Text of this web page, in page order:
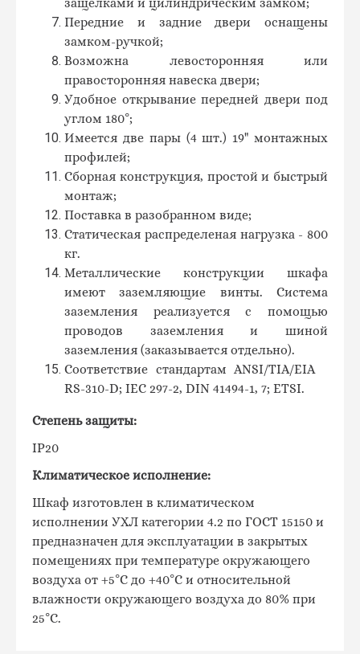
защелками и цилиндрическим замком;
Передние и задние двери оснащены
замком-ручкой;
Возможна левосторонняя или
правосторонняя навеска двери;
Удобное открывание передней двери под
углом 180°;
Имеется две пары (4 шт.) 19" монтажных
профилей;
Сборная конструкция, простой и быстрый
монтаж;
Поставка в разобранном виде;
Статическая распределеная нагрузка - 800
кг.
Металлические конструкции шкафа
имеют заземляющие винты. Система
заземления реализуется с помощью
проводов заземления и шиной
заземления (заказывается отдельно).
Соответствие стандартам ANSI/TIA/EIA
RS-310-D; IEC 297-2, DIN 41494-1, 7; ETSI.
Степень защиты:
IP20
Климатическое исполнение:
Шкаф изготовлен в климатическом
исполнении УХЛ категории 4.2 по ГОСТ 15150 и
предназначен для эксплуатации в закрытых
помещениях при температуре окружающего
воздуха от +5°С до +40°С и относительной
влажности окружающего воздуха до 80% при
25°С.